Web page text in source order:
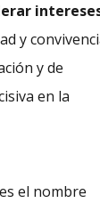
y
y de
en la
el nombre